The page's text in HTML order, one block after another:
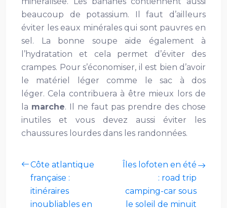
beaucoup de potassium. Il faut d’ailleurs
éviter les eaux minérales qui sont pauvres en
sel. La bonne soupe aide également à
l’hydratation et cela permet d’éviter des
crampes. Pour s’économiser, il est bien d’avoir
le matériel léger comme le sac à dos
léger. Cela contribuera à être mieux lors de
la marche. Il ne faut pas prendre des chose
inutiles et vous devez aussi éviter les
chaussures lourdes dans les randonnées.
Côte atlantique
française :
itinéraires
inoubliables en
Îles lofoten en été
: road trip
camping-car sous
le soleil de minuit